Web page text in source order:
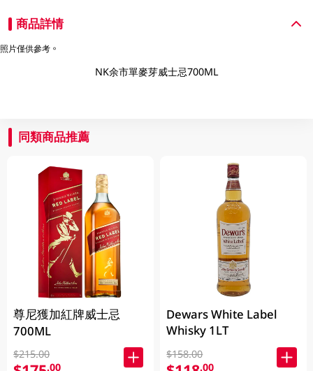
商品詳情
照片僅供參考。
NK余市單麥芽威士忌700ML
同類商品推薦
尊尼獲加紅牌威士忌
700ML
$215.00
.00
Dewars White Label
Whisky 1LT
$158.00
.00